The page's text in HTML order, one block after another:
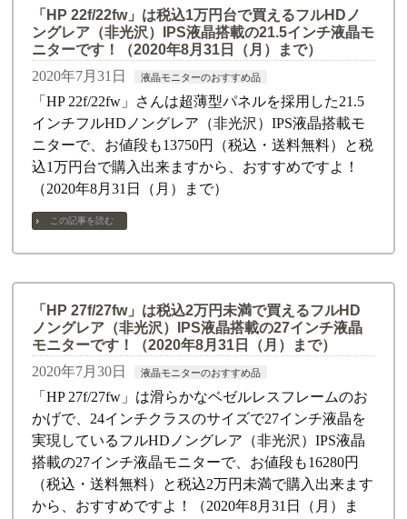
「HP 22f/22fw」は税込1万円台で買えるフルHDノ
ングレア（非光沢）IPS液晶搭載の21.5インチ液晶モ
ニターです！（2020年8月31日（月）まで）
2020年7月31日
液晶モニターのおすすめ品
「HP 22f/22fw」さんは超薄型パネルを採用した21.5
インチフルHDノングレア（非光沢）IPS液晶搭載モ
ニターで、お値段も13750円（税込・送料無料）と税
込1万円台で購入出来ますから、おすすめですよ！
（2020年8月31日（月）まで）
この記事を読む
「HP 27f/27fw」は税込2万円未満で買えるフルHD
ノングレア（非光沢）IPS液晶搭載の27インチ液晶
モニターです！（2020年8月31日（月）まで）
2020年7月30日
液晶モニターのおすすめ品
「HP 27f/27fw」は滑らかなベゼルレスフレームのお
かげで、24インチクラスのサイズで27インチ液晶を
実現しているフルHDノングレア（非光沢）IPS液晶
搭載の27インチ液晶モニターで、お値段も16280円
（税込・送料無料）と税込2万円未満で購入出来ます
から、おすすめですよ！（2020年8月31日（月）ま